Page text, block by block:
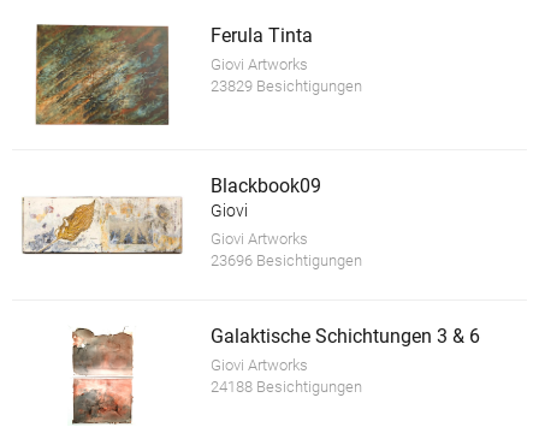
Ferula Tinta
Giovi Artworks
23829 Besichtigungen
Blackbook09
Giovi
Giovi Artworks
23696 Besichtigungen
Galaktische Schichtungen 3 & 6
Giovi Artworks
24188 Besichtigungen